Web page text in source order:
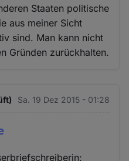
Staaten politische
aus meiner Sicht
sind. Man kann nicht
Gründen zurückhalten.
Sa. 19 Dez 2015 - 01:28